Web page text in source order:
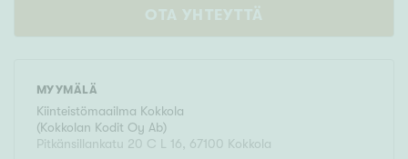
OTA YHTEYTTÄ
MYYMÄLÄ
Kiinteistömaailma Kokkola
(Kokkolan Kodit Oy Ab)
Pitkänsillankatu 20 C L 16, 67100 Kokkola